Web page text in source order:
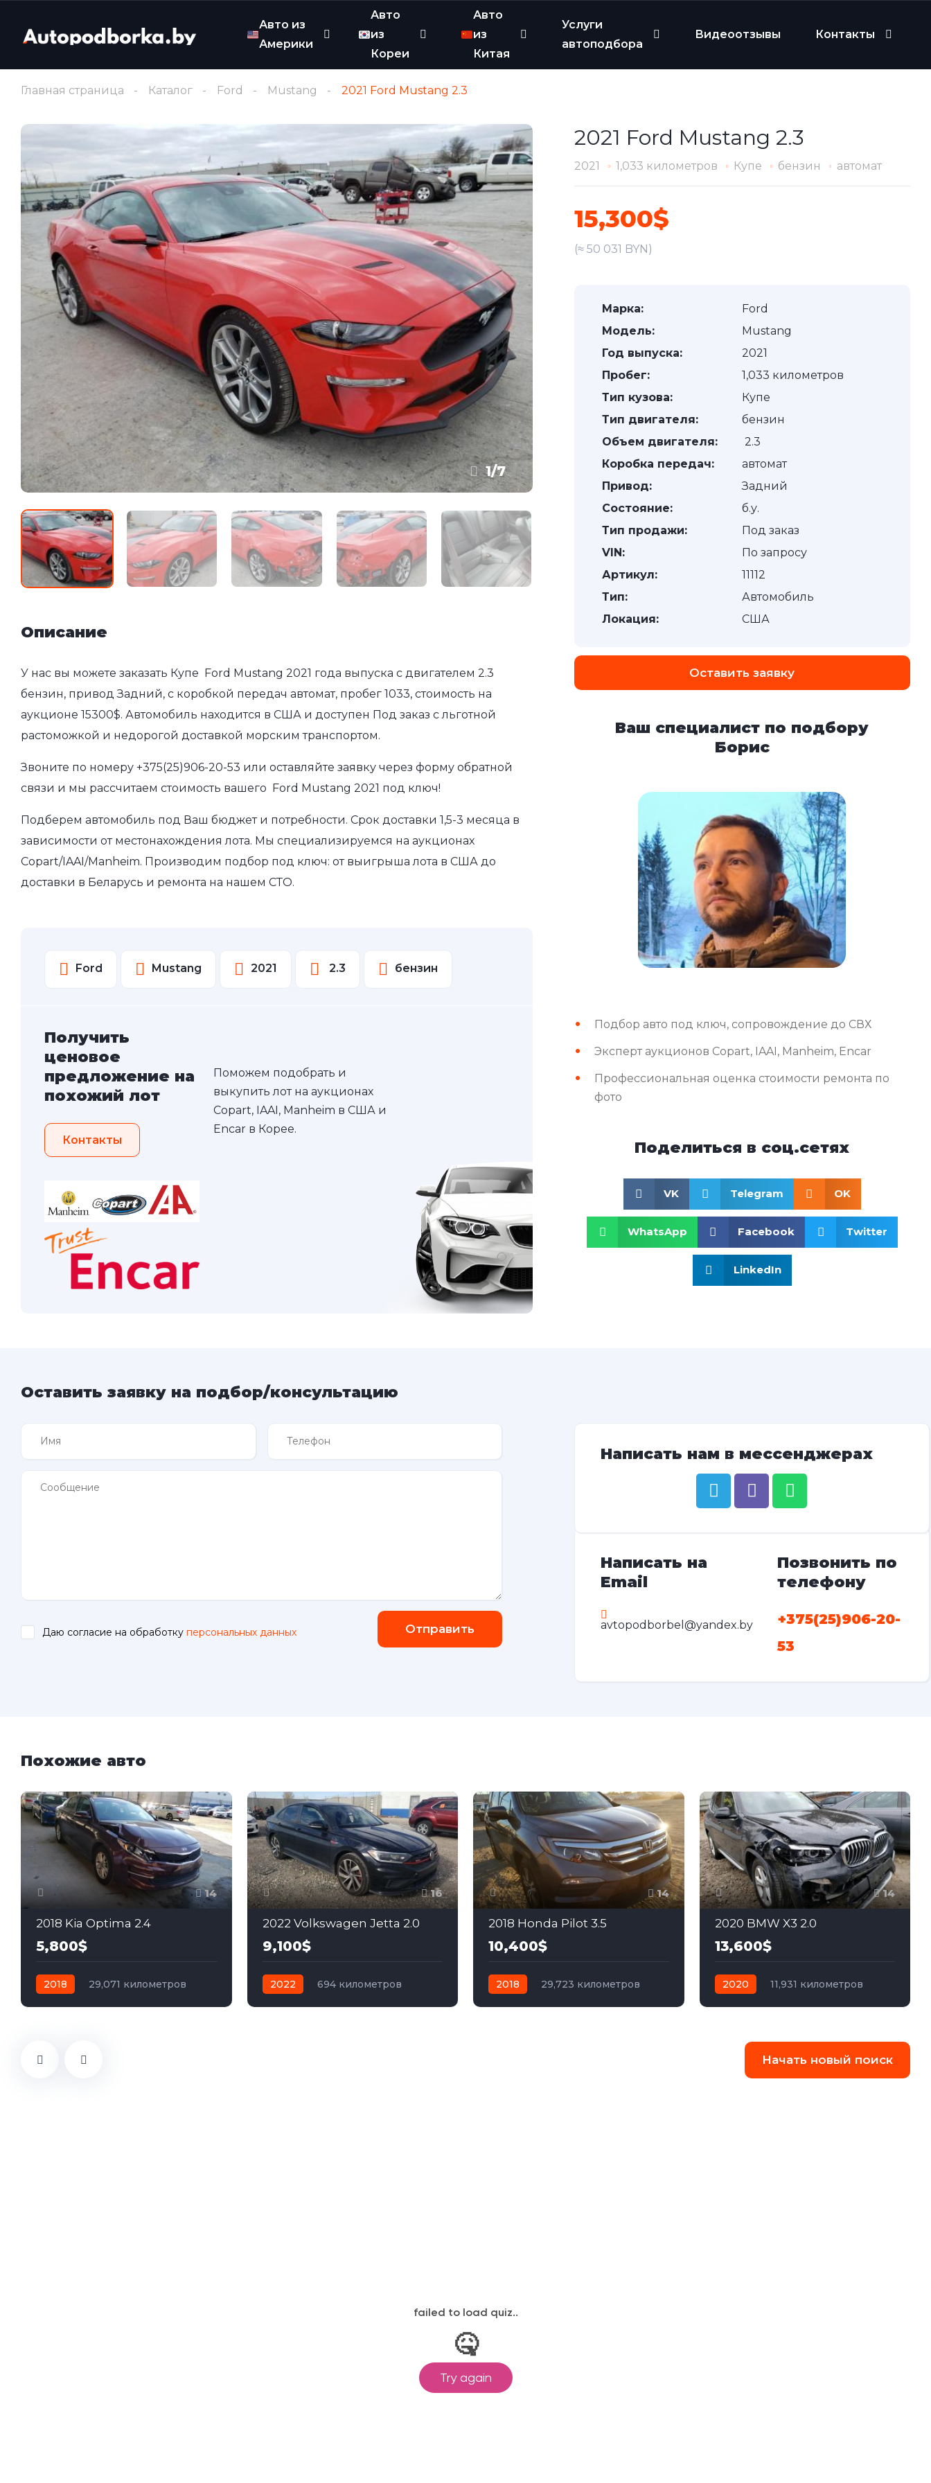
Авто из
Америки
Авто
из
Кореи
Авто
из
Китая
Услуги
автоподбора
Видеоотзывы Контакты
Главная страница Каталог Ford Mustang 2021 Ford Mustang 2.3
1/7
Описание
У нас вы можете заказать Купе Ford Mustang 2021 года выпуска с двигателем 2.3
бензин, привод Задний, с коробкой передач автомат, пробег 1033, стоимость на
аукционе 15300$. Автомобиль находится в США и доступен Под заказ с льготной
растоможкой и недорогой доставкой морским транспортом.
Звоните по номеру +375(25)906-20-53 или оставляйте заявку через форму обратной
связи и мы рассчитаем стоимость вашего Ford Mustang 2021 под ключ!
Подберем автомобиль под Ваш бюджет и потребности. Срок доставки 1,5-3 месяца в
зависимости от местонахождения лота. Мы специализируемся на аукционах
Copart/IAAI/Manheim. Производим подбор под ключ: от выигрыша лота в США до
доставки в Беларусь и ремонта на нашем СТО.
Ford Mustang 2021 2.3 бензин
Получить
ценовое
предложение на
похожий лот
Контакты
Поможем подобрать и
выкупить лот на аукционах
Copart, IAAI, Manheim в США и
Encar в Корее.
2021 Ford Mustang 2.3
2021 1,033 километров Купе бензин автомат
15,300$
(≈ 50 031 BYN)
Марка:
Ford
Модель:
Mustang
Год выпуска:
2021
Пробег:
1,033 километров
Тип кузова:
Купе
Тип двигателя:
бензин
Объем двигателя:
2.3
Коробка передач:
автомат
Привод:
Задний
Состояние:
б.у.
Тип продажи:
Под заказ
VIN:
По запросу
Артикул:
11112
Тип:
Автомобиль
Локация:
США
Оставить заявку
Ваш специалист по подбору
Борис
Подбор авто под ключ, сопровождение до СВХ
Эксперт аукционов Copart, IAAI, Manheim, Encar
Профессиональная оценка стоимости ремонта по
фото
Поделиться в соц.сетях
VK Telegram OK
WhatsApp Facebook Twitter
LinkedIn
Оставить заявку на подбор/консультацию
Даю согласие на обработку персональных данных Отправить
Написать нам в мессенджерах
Написать на
Email
avtopodborbel@yandex.by
Позвонить по
телефону
+375(25)906-20-
53
Похожие авто
14
2018 Kia Optima 2.4
5,800$
2018
29,071 километров
16
2022 Volkswagen Jetta 2.0
9,100$
2022
694 километров
14
2018 Honda Pilot 3.5
10,400$
2018
29,723 километров
14
2020 BMW X3 2.0
13,600$
2020
11,931 километров
Начать новый поиск